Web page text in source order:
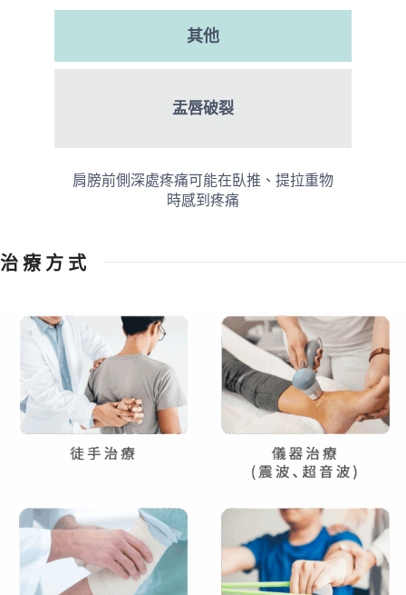
其他
盂唇破裂
肩膀前側深處疼痛可能在臥推、提拉重物
時感到疼痛
治 療 方 式